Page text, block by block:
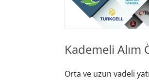
Kademeli Alım
Orta ve uzun vadeli